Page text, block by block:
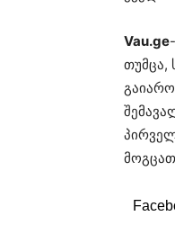
Vau.ge
თუმცა,